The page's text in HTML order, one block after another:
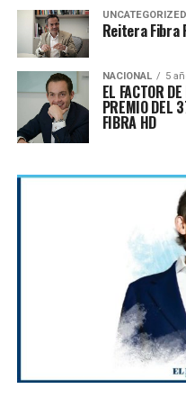
UNCATEGORIZED
Reitera Fibra
NACIONAL 5
EL FACTOR
PREMIO DEL
FIBRA HD